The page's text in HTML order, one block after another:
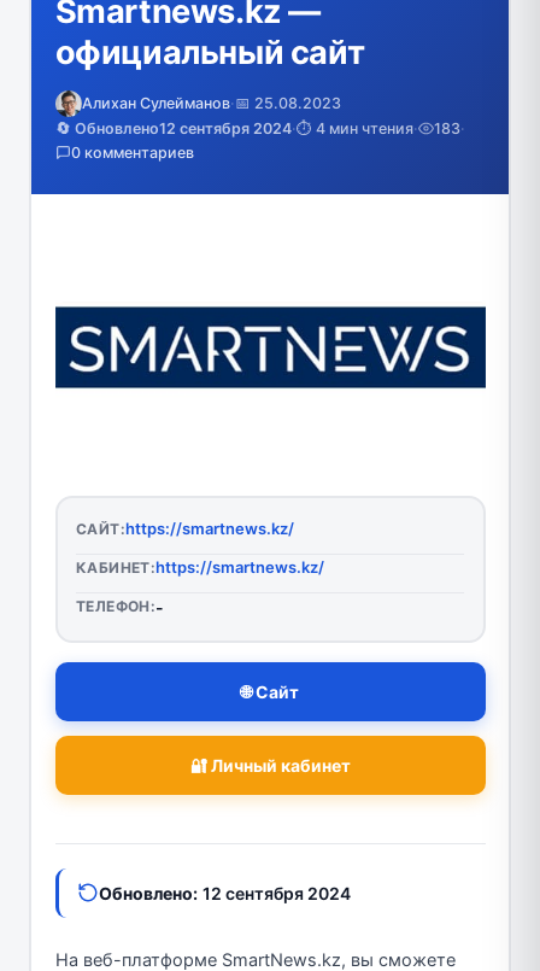
Smartnews.kz —
официальный сайт
Алихан Сулейманов·📅 25.08.2023
🔄 Обновлено12 сентября 2024·⏱️ 4 мин чтения· 183·
0 комментариев
САЙТ:https://smartnews.kz/
КАБИНЕТ:https://smartnews.kz/
ТЕЛЕФОН:-
🌐 Сайт
🔐 Личный кабинет
Обновлено: 12 сентября 2024
На веб-платформе SmartNews.kz, вы сможете